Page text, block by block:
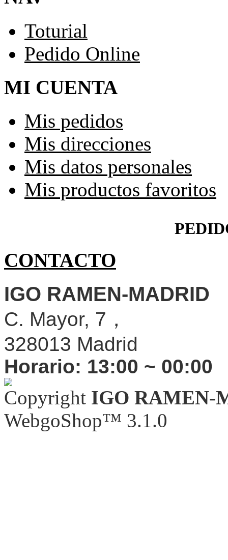
Toturial
Pedido Online
MI CUENTA
Mis pedidos
Mis direcciones
Mis datos personales
Mis productos favoritos
CONTACTO
IGO RAMEN-MADRID
C. Mayor, 7，
328013 Madrid
Horario: 13:00 ~ 00:00
Copyright IGO RAMEN-
WebgoShop™ 3.1.0